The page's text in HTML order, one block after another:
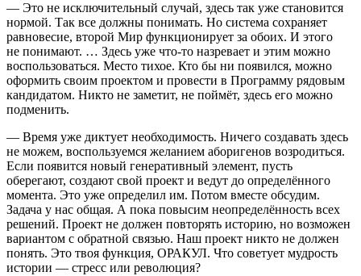
— Это не исключительный случай, здесь так уже становится
нормой. Так все должны понимать. Но система сохраняет
равновесие, второй Мир функционирует за обоих. И этого
не понимают. … Здесь уже что-то назревает и этим можно
воспользоваться. Место тихое. Кто бы ни появился, можно
оформить своим проектом и провести в Программу рядовым
кандидатом. Никто не заметит, не поймёт, здесь его можно
подменить.
— Время уже диктует необходимость. Ничего создавать здесь
не можем, воспользуемся желанием аборигенов возродиться.
Если появится новый генеративный элемент, пусть
оберегают, создают свой проект и ведут до определённого
момента. Это уже определил им. Потом вместе обсудим.
Задача у нас общая. А пока повысим неопределённость всех
решений. Проект не должен повторять историю, но возможен
вариантом с обратной связью. Наш проект никто не должен
понять. Это твоя функция, ОРАКУЛ. Что советует мудрость
истории — стресс или революция?